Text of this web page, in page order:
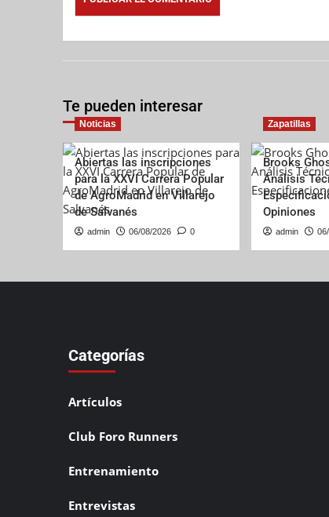
Te pueden interesar
Noticias
Abiertas las inscripciones
para la XXVI Carrera Popular
de AgroMadrid en Villarejo
de Salvanés
admin 06/08/2026 0
Zapatillas
Brooks
Análisis
Opiniones
admin
Categorías
Artículos
Club Foro Runners
Entrenamiento
Entrevistas